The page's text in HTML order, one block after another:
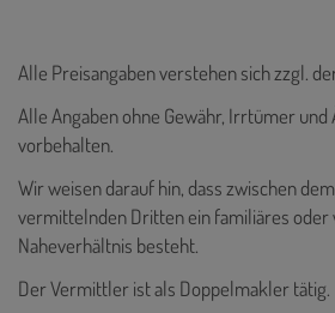
Alle Preisangaben verstehen sich zzgl.
Alle Angaben ohne Gewähr, Irrtümer und
vorbehalten.
Wir weisen darauf hin, dass zwischen
vermittelnden Dritten ein familiäres
Naheverhältnis besteht.
Der Vermittler ist als Doppelmakler tätig.